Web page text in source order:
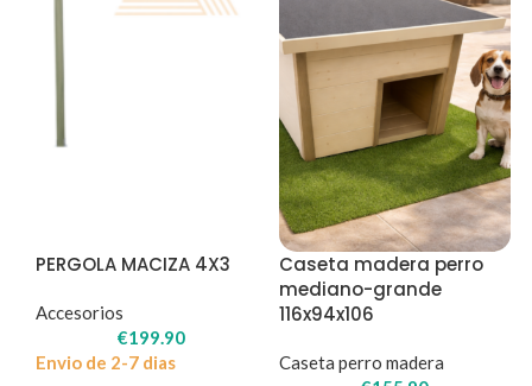
PERGOLA MACIZA 4X3
Accesorios
€199.90
Envio de 2-7 dias
Caseta madera perro
mediano-grande
116x94x106
Caseta perro madera